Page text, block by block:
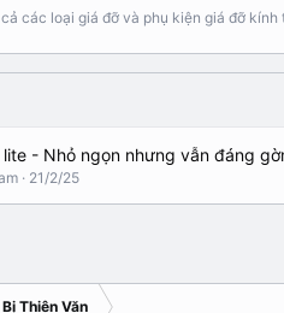
các loại giá đỡ và phụ kiện giá đỡ kính
lite - Nhỏ ngọn nhưng vẫn đáng
21/2/25
Thiên Văn